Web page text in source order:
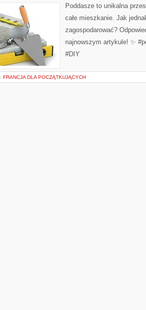
Poddasze to unikalna
całe mieszkanie. Jak
zagospodarować?
najnowszym artykule! ✨
#DIY
FRANCJA DLA POCZĄTKUJĄCYCH